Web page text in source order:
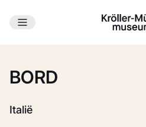
Ga naar hoofdinhoud
BORD
Italië